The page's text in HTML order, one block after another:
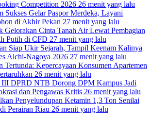
Competition 2026 26 menit yang lalu
Sukses Gelar Paspor Merdeka, Layani
di Akhir Pekan 27 menit yang lalu
Gelorakan Cinta Tanah Air Lewat Pembagian
Putih di CFD 27 menit yang lalu
Siap Ukir Sejarah, Tampil Keenam Kalinya
Aichi-Nagoya 2026 27 menit yang lalu
Tertunda: Kepercayaan Konsumen Apartemen
26 menit yang lalu
DPRD NTB Dorong DPM Kampus Jadi
dan Pengawas Kritis 26 menit yang lalu
Penyelundupan Ketamin 1,3 Ton Senilai
Perairan Riau 26 menit yang lalu